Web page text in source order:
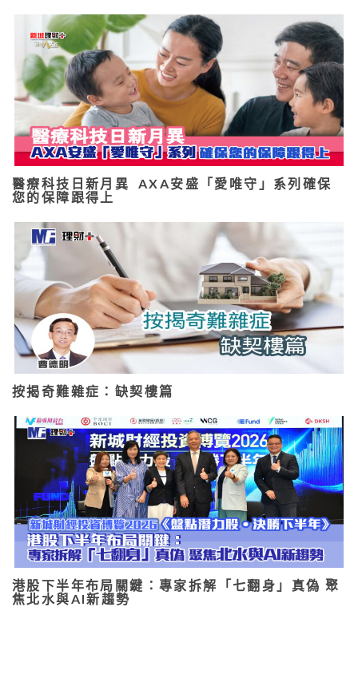
醫療科技日新月異 AXA安盛「愛唯守」系列確保
您的保障跟得上
按揭奇難雜症：缺契樓篇
港股下半年布局關鍵：專家拆解「七翻身」真偽 聚
焦北水與AI新趨勢